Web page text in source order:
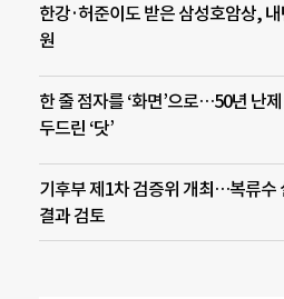
한강·허준이도 받은 삼성호암상,
원
한 줄 점자를 ‘화면’으로…50년 난
두드린 ‘닷’
기후부 제1차 검증위 개최…복류수
결과 검토